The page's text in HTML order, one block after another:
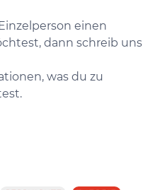
einen
dann schreib uns
was du zu